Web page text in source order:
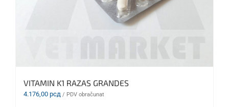
VITAMIN K1 RAZAS GRANDES
4.176,00 рсд / PDV obračunat